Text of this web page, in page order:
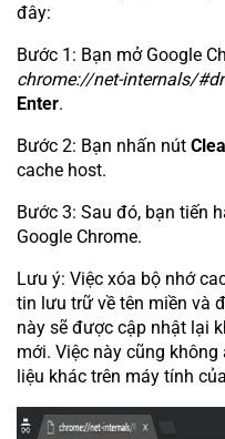
đây:
Bước 1: Bạn mở Google
chrome://net-internals/
Enter.
Bước 2: Bạn nhấn nút
cache host.
Bước 3: Sau đó, bạn tiến
Google Chrome.
Lưu ý: Việc xóa bộ nhớ
tin lưu trữ về tên miền và
này sẽ được cập nhật lại
mới. Việc này cũng
liệu khác trên máy tính